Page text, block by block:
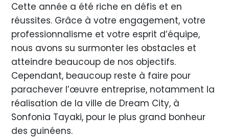
Cette année a été riche en défis et en
réussites. Grâce à votre engagement, votre
professionnalisme et votre esprit d’équipe,
nous avons su surmonter les obstacles et
atteindre beaucoup de nos objectifs.
Cependant, beaucoup reste à faire pour
parachever l’œuvre entreprise, notamment la
réalisation de la ville de Dream City, à
Sonfonia Tayaki, pour le plus grand bonheur
des guinéens.